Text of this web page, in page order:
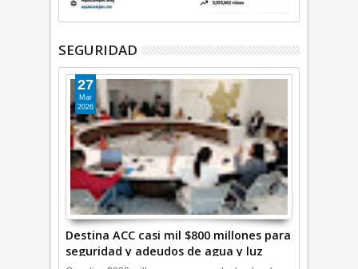
SEGURIDAD
Destina ACC casi mil $800 millones para
seguridad y adeudos de agua y luz
27
Mar
2026